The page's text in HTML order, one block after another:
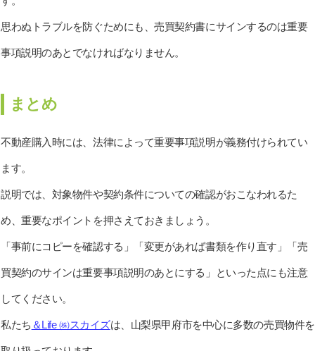
思わぬトラブルを防ぐためにも、売買契約書にサインするのは重要
事項説明のあとでなければなりません。
まとめ
不動産購入時には、法律によって重要事項説明が義務付けられてい
ます。
説明では、対象物件や契約条件についての確認がおこなわれるた
め、重要なポイントを押さえておきましょう。
「事前にコピーを確認する」「変更があれば書類を作り直す」「売
買契約のサインは重要事項説明のあとにする」といった点にも注意
してください。
私たち ＆Life ㈱スカイズは、山梨県甲府市を中心に多数の売買物件を